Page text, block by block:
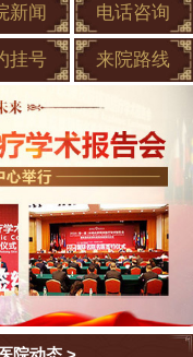
新闻 电话咨询
挂号 来院路线